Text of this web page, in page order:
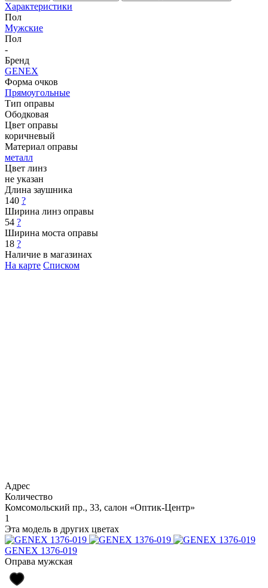
Характеристики
Пол
Мужские
Пол
-
Бренд
GENEX
Форма очков
Прямоугольные
Тип оправы
Ободковая
Цвет оправы
коричневый
Материал оправы
металл
Цвет линз
не указан
Длина заушника
140 ?
Ширина линз оправы
54 ?
Ширина моста оправы
18 ?
Наличие в магазинах
На карте Списком
Адрес
Количество
Комсомольский пр., 33, салон «Оптик-Центр»
1
Эта модель в других цветах
GENEX 1376-019
Оправа мужская